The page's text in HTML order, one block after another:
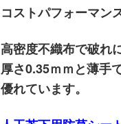
コストパフォーマン
高密度不織布で破れ
厚さ0.35ｍｍと薄手
優れています。